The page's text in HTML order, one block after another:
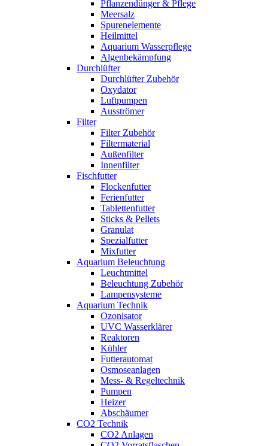
Pflanzendünger & Pflege
Meersalz
Spurenelemente
Heilmittel
Aquarium Wasserpflege
Algenbekämpfung
Durchlüfter
Durchlüfter Zubehör
Oxydator
Luftpumpen
Ausströmer
Filter
Filter Zubehör
Filtermaterial
Außenfilter
Innenfilter
Fischfutter
Flockenfutter
Ferienfutter
Tablettenfutter
Sticks & Pellets
Granulat
Spezialfutter
Mixfutter
Aquarium Beleuchtung
Leuchtmittel
Beleuchtung Zubehör
Lampensysteme
Aquarium Technik
Ozonisator
UVC Wasserklärer
Reaktoren
Kühler
Futterautomat
Osmoseanlagen
Mess- & Regeltechnik
Pumpen
Heizer
Abschäumer
CO2 Technik
CO2 Anlagen